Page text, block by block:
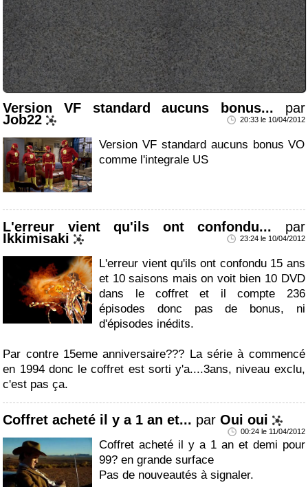
Version VF standard aucuns bonus... par
Job22 20:33 le 10/04/2012
Version VF standard aucuns bonus VO
comme l'integrale US
L'erreur vient qu'ils ont confondu... par
Ikkimisaki 23:24 le 10/04/2012
L'erreur vient qu'ils ont confondu 15 ans
et 10 saisons mais on voit bien 10 DVD
dans le coffret et il compte 236
épisodes donc pas de bonus, ni
d'épisodes inédits.
Par contre 15eme anniversaire??? La série à commencé
en 1994 donc le coffret est sorti y'a....3ans, niveau exclu,
c'est pas ça.
Coffret acheté il y a 1 an et... parOui oui
00:24 le 11/04/2012
Coffret acheté il y a 1 an et demi pour
99? en grande surface
Pas de nouveautés à signaler.